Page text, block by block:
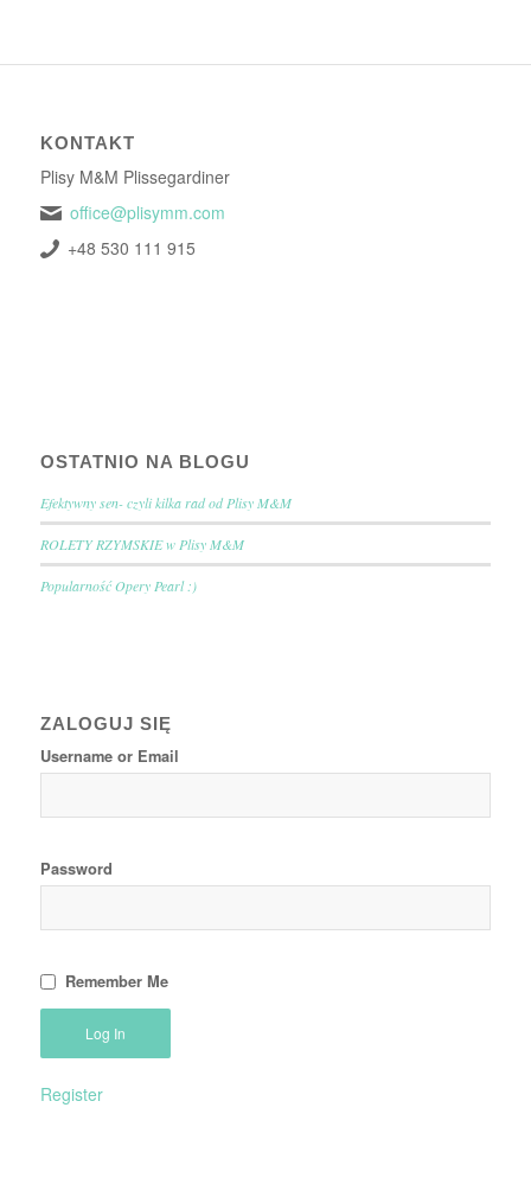
KONTAKT
Plisy M&M Plissegardiner
office@plisymm.com
+48 530 111 915
OSTATNIO NA BLOGU
Efektywny sen- czyli kilka rad od Plisy M&M
ROLETY RZYMSKIE w Plisy M&M
Popularność Opery Pearl :)
ZALOGUJ SIĘ
Username or Email
Password
Remember Me
Register